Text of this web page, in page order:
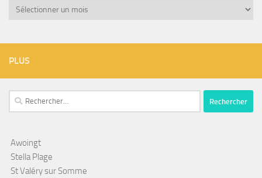
Archives
PLUS
Rechercher :
Awoingt
Stella Plage
St Valéry sur Somme